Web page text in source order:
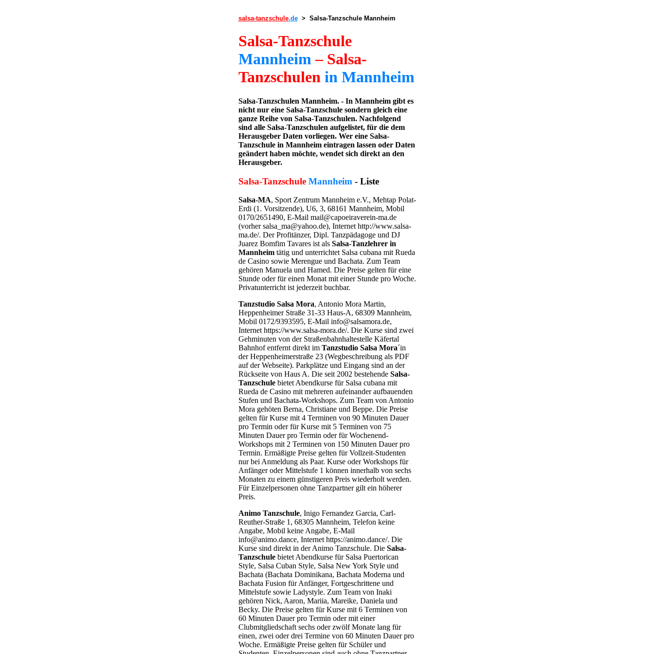
salsa-tanzschule.de> Salsa-Tanzschule Mannheim
Salsa-Tanzschule
Mannheim – Salsa-
Tanzschulen in Mannheim
Salsa-Tanzschulen Mannheim. - In Mannheim gibt es
nicht nur eine Salsa-Tanzschule sondern gleich eine
ganze Reihe von Salsa-Tanzschulen. Nachfolgend
sind alle Salsa-Tanzschulen aufgelistet, für die dem
Herausgeber Daten vorliegen. Wer eine Salsa-
Tanzschule in Mannheim eintragen lassen oder Daten
geändert haben möchte, wendet sich direkt an den
Herausgeber.
Salsa-Tanzschule Mannheim - Liste
Salsa-MA, Sport Zentrum Mannheim e.V., Mehtap Polat-
Erdi (1. Vorsitzende), U6, 3, 68161 Mannheim, Mobil
0170/2651490, E-Mail mail@capoeiraverein-ma.de
(vorher salsa_ma@yahoo.de), Internet http://www.salsa-
ma.de/. Der Profitänzer, Dipl. Tanzpädagoge und DJ
Juarez Bomfim Tavares ist als Salsa-Tanzlehrer in
Mannheimtätig und unterrichtet Salsa cubana mit Rueda
de Casino sowie Merengue und Bachata. Zum Team
gehören Manuela und Hamed. Die Preise gelten für eine
Stunde oder für einen Monat mit einer Stunde pro Woche.
Privatunterricht ist jederzeit buchbar.
Tanzstudio Salsa Mora, Antonio Mora Martin,
Heppenheimer Straße 31-33 Haus-A, 68309 Mannheim,
Mobil 0172/9393595, E-Mail info@salsamora.de,
Internet https://www.salsa-mora.de/. Die Kurse sind zwei
Gehminuten von der Straßenbahnhaltestelle Käfertal
Bahnhof entfernt direkt im Tanzstudio Salsa Mora´in
der Heppenheimerstraße 23 (Wegbeschreibung als PDF
auf der Webseite). Parkplätze und Eingang sind an der
Rückseite von Haus A. Die seit 2002 bestehende Salsa-
Tanzschulebietet Abendkurse für Salsa cubana mit
Rueda de Casino mit mehreren aufeinander aufbauenden
Stufen und Bachata-Workshops. Zum Team von Antonio
Mora gehöten Berna, Christiane und Beppe. Die Preise
gelten für Kurse mit 4 Terminen von 90 Minuten Dauer
pro Termin oder für Kurse mit 5 Terminen von 75
Minuten Dauer pro Termin oder für Wochenend-
Workshops mit 2 Terminen von 150 Minuten Dauer pro
Termin. Ermäßigte Preise gelten für Vollzeit-Studenten
nur bei Anmeldung als Paar. Kurse oder Workshops für
Anfänger oder Mittelstufe 1 können innerhalb von sechs
Monaten zu einem günstigeren Preis wiederholt werden.
Für Einzelpersonen ohne Tanzpartner gilt ein höherer
Preis.
Animo Tanzschule, Inigo Fernandez Garcia, Carl-
Reuther-Straße 1, 68305 Mannheim, Telefon keine
Angabe, Mobil keine Angabe, E-Mail
info@animo.dance, Internet https://animo.dance/. Die
Kurse sind direkt in der Animo Tanzschule. Die Salsa-
Tanzschulebietet Abendkurse für Salsa Puertorican
Style, Salsa Cuban Style, Salsa New York Style und
Bachata (Bachata Dominikana, Bachata Moderna und
Bachata Fusion für Anfänger, Fortgeschrittene und
Mittelstufe sowie Ladystyle. Zum Team von Inaki
gehören Nick, Aaron, Mariia, Mareike, Daniela und
Becky. Die Preise gelten für Kurse mit 6 Terminen von
60 Minuten Dauer pro Termin oder mit einer
Clubmitgliedschaft sechs oder zwölf Monate lang für
einen, zwei oder drei Termine von 60 Minuten Dauer pro
Woche. Ermäßigte Preise gelten für Schüler und